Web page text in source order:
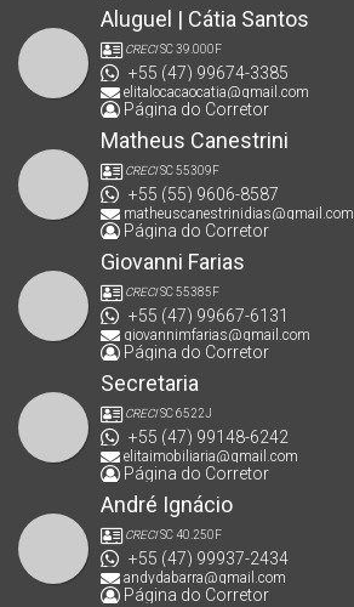
Aluguel | Cátia Santos
CRECISC 39.000F
+55 (47) 99674-3385
elitalocacaocatia@gmail.com
Página do Corretor
Matheus Canestrini
CRECISC 55309F
+55 (55) 9606-8587
matheuscanestrinidias@gmail.com
Página do Corretor
Giovanni Farias
CRECISC 55385F
+55 (47) 99667-6131
giovannimfarias@gmail.com
Página do Corretor
Secretaria
CRECISC 6522J
+55 (47) 99148-6242
elitaimobiliaria@gmail.com
Página do Corretor
André Ignácio
CRECISC 40.250F
+55 (47) 99937-2434
andydabarra@gmail.com
Página do Corretor